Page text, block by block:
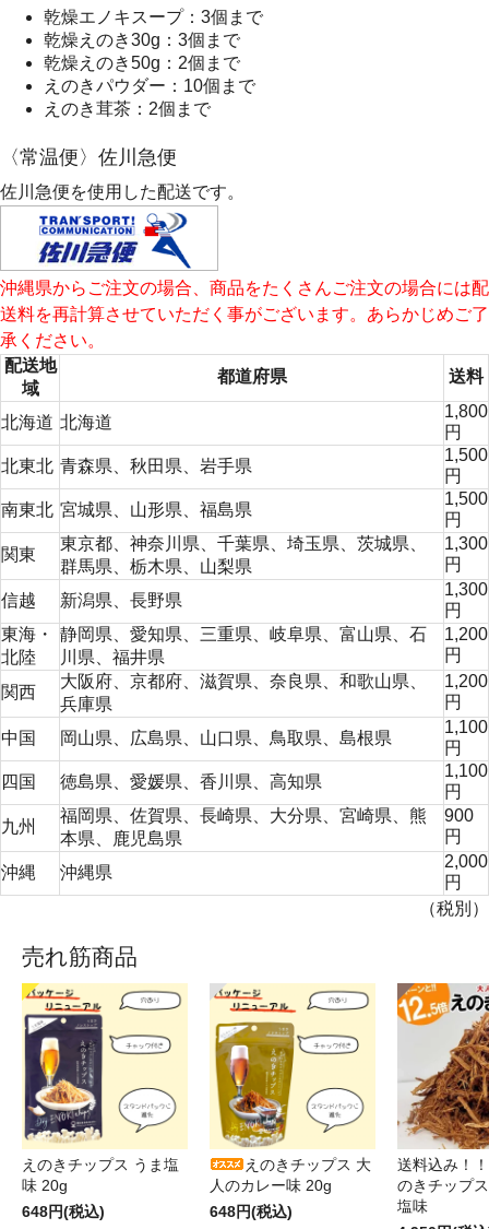
乾燥エノキスープ：3個まで
乾燥えのき30g：3個まで
乾燥えのき50g：2個まで
えのきパウダー：10個まで
えのき茸茶：2個まで
〈常温便〉佐川急便
佐川急便を使用した配送です。
沖縄県からご注文の場合、商品をたくさんご注文の場合には配
送料を再計算させていただく事がございます。あらかじめご了
承ください。
配送地
域
都道府県 送料
北海道 北海道
1,800
円
北東北 青森県 秋田県 岩手県
1,500
円
南東北 宮城県 山形県 福島県
1,500
円
関東
東京都 神奈川県 千葉県 埼玉県 茨城県
群馬県
栃木県 山梨県
1,300
円
信越
新潟県 長野県
1,300
円
東海・
北陸
静岡県 愛知県 三重県 岐阜県 富山県
石
川県
福井県
1,200
円
関西
大阪府 京都府 滋賀県 奈良県 和歌山県
兵庫県
1,200
円
中国
岡山県 広島県 山口県 鳥取県 島根県
1,100
円
四国
徳島県 愛媛県 香川県 高知県
1,100
円
九州
福岡県 佐賀県 長崎県 大分県 宮崎県
熊
本県
鹿児島県
900
円
沖縄
沖縄県
2,000
円
（税別）
売れ筋商品
えのきチップス うま塩
味 20g
648円(税込)
えのきチップス 大
人のカレー味 20g
648円(税込)
送料込み！
のきチップ
塩味